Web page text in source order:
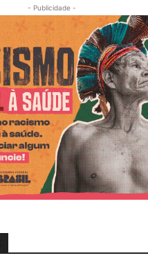
- Publicidade -